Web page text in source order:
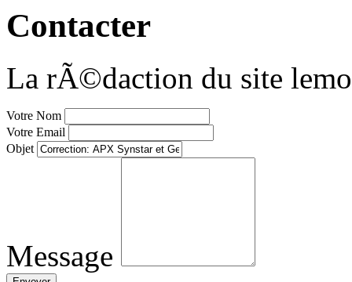
Contacter
La rÃ©daction du site
Votre Nom
Votre Email
Objet
Message